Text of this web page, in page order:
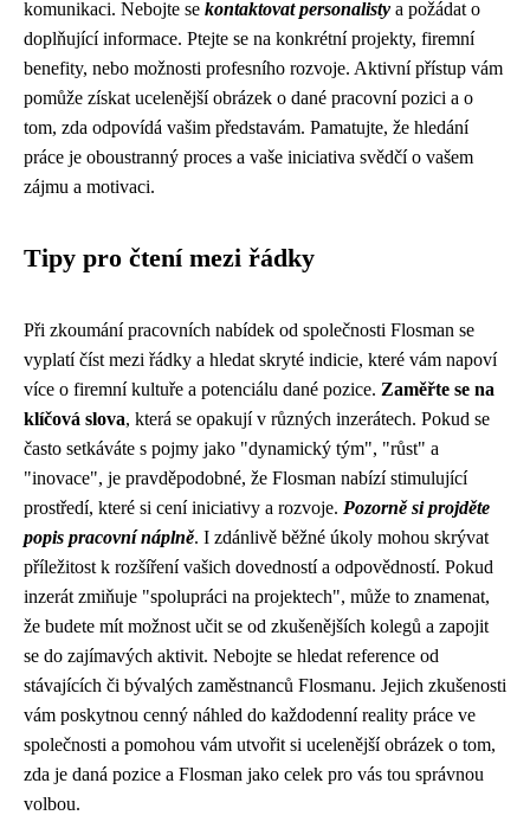
komunikaci. Nebojte se kontaktovat personalisty a požádat o
doplňující informace. Ptejte se na konkrétní projekty, firemní
benefity, nebo možnosti profesního rozvoje. Aktivní přístup vám
pomůže získat ucelenější obrázek o dané pracovní pozici a o
tom, zda odpovídá vašim představám. Pamatujte, že hledání
práce je oboustranný proces a vaše iniciativa svědčí o vašem
zájmu a motivaci.
Tipy pro čtení mezi řádky
Při zkoumání pracovních nabídek od společnosti Flosman se
vyplatí číst mezi řádky a hledat skryté indicie, které vám napoví
více o firemní kultuře a potenciálu dané pozice. Zaměřte se na
klíčová slova, která se opakují v různých inzerátech. Pokud se
často setkáváte s pojmy jako "dynamický tým", "růst" a
"inovace", je pravděpodobné, že Flosman nabízí stimulující
prostředí, které si cení iniciativy a rozvoje. Pozorně si projděte
popis pracovní náplně. I zdánlivě běžné úkoly mohou skrývat
příležitost k rozšíření vašich dovedností a odpovědností. Pokud
inzerát zmiňuje "spolupráci na projektech", může to znamenat,
že budete mít možnost učit se od zkušenějších kolegů a zapojit
se do zajímavých aktivit. Nebojte se hledat reference od
stávajících či bývalých zaměstnanců Flosmanu. Jejich zkušenosti
vám poskytnou cenný náhled do každodenní reality práce ve
společnosti a pomohou vám utvořit si ucelenější obrázek o tom,
zda je daná pozice a Flosman jako celek pro vás tou správnou
volbou.